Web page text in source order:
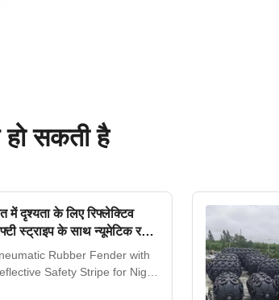
सकती है
में दृश्यता के लिए रिफ्लेक्टिव
स्ट्राइप के साथ न्यूमेटिक रबर
और 24 महीने की वारंटी के
50kpa और 80kpa प्रेशर
Rubber Fender with
Safety Stripe for Night